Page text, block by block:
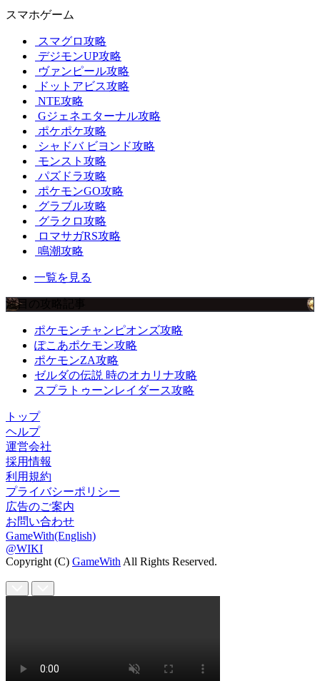
スマホゲーム
スマグロ攻略
デジモンUP攻略
ヴァンピール攻略
ドットアビス攻略
NTE攻略
Gジェネエターナル攻略
ポケポケ攻略
シャドバ ビヨンド攻略
モンスト攻略
パズドラ攻略
ポケモンGO攻略
グラブル攻略
グラクロ攻略
ロマサガRS攻略
鳴潮攻略
一覧を見る
注目の攻略記事
ポケモンチャンピオンズ攻略
ぽこあポケモン攻略
ポケモンZA攻略
ゼルダの伝説 時のオカリナ攻略
スプラトゥーンレイダース攻略
トップ
ヘルプ
運営会社
採用情報
利用規約
プライバシーポリシー
広告のご案内
お問い合わせ
GameWith(English)
@WIKI
Copyright (C) GameWith All Rights Reserved.